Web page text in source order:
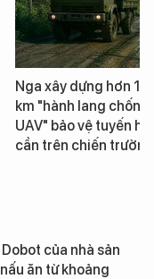
Nga xây dựng hơn
km "hành lang chống
UAV" bảo vệ tuyến
cần trên chiến trường
của nhà sản
ăn từ khoảng